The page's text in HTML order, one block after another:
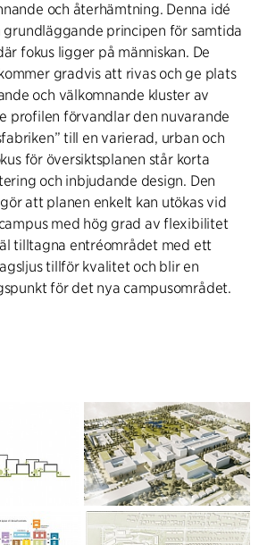
och återhämtning. Denna idé
principen för samtida
fokus ligger på människan. De
gradvis att rivas och ge plats
och välkomnande kluster av
profilen förvandlar den nuvarande
till en varierad, urban och
för översiktsplanen står korta
och inbjudande design. Den
att planen enkelt kan utökas vid
med hög grad av flexibilitet
tilltagna entréområdet med ett
tillför kvalitet och blir en
för det nya campusområdet.